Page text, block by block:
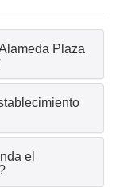
Plaza
el